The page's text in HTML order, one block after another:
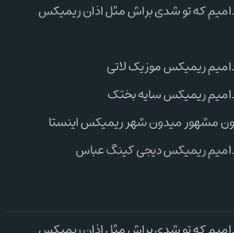
که تو شدی براش مثل اذان ریمیکس
ریمیکس موزیک لاتی
ریمیکس سایه بختک
مشهور میدون شهر ریمیکس اینستا
ریمیکس دیجی کینگ عباس